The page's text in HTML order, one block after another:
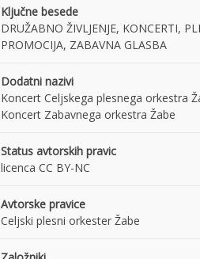
Ključne besede
DRUŽABNO ŽIVLJENJE, KONCERTI,
PROMOCIJA, ZABAVNA GLASBA
Dodatni nazivi
Koncert Celjskega plesnega orkestra
Koncert Zabavnega orkestra Žabe
Status avtorskih pravic
licenca CC BY-NC
Avtorske pravice
Celjski plesni orkester Žabe